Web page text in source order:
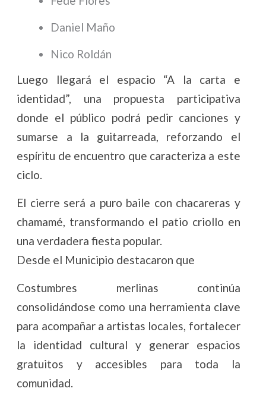
Daniel Maño
Nico Roldán
Luego llegará el espacio “A la carta e
identidad”, una propuesta participativa
donde el público podrá pedir canciones y
sumarse a la guitarreada, reforzando el
espíritu de encuentro que caracteriza a este
ciclo.
El cierre será a puro baile con chacareras y
chamamé, transformando el patio criollo en
una verdadera fiesta popular.
Desde el Municipio destacaron que
Costumbres merlinas continúa
consolidándose como una herramienta clave
para acompañar a artistas locales, fortalecer
la identidad cultural y generar espacios
gratuitos y accesibles para toda la
comunidad.